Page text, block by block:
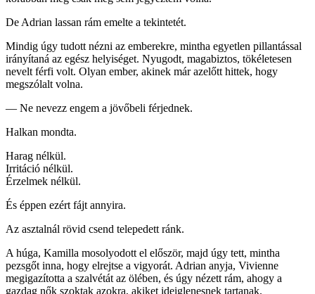
De Adrian lassan rám emelte a tekintetét.
Mindig úgy tudott nézni az emberekre, mintha egyetlen pillantással
irányítaná az egész helyiséget. Nyugodt, magabiztos, tökéletesen
nevelt férfi volt. Olyan ember, akinek már azelőtt hittek, hogy
megszólalt volna.
— Ne nevezz engem a jövőbeli férjednek.
Halkan mondta.
Harag nélkül.
Irritáció nélkül.
Érzelmek nélkül.
És éppen ezért fájt annyira.
Az asztalnál rövid csend telepedett ránk.
A húga, Kamilla mosolyodott el először, majd úgy tett, mintha
pezsgőt inna, hogy elrejtse a vigyorát. Adrian anyja, Vivienne
megigazította a szalvétát az ölében, és úgy nézett rám, ahogy a
gazdag nők szoktak azokra, akiket ideiglenesnek tartanak.